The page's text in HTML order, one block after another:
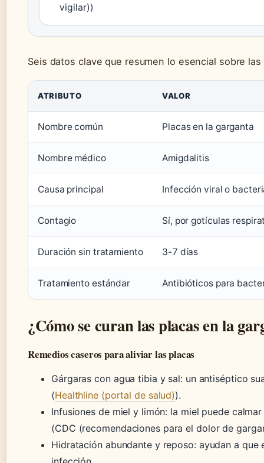
vigilar))
Seis datos clave que resumen lo esencial sobre
ATRIBUTO VALOR
Nombre común Placas en la garganta
Nombre médico Amigdalitis
Causa principal Infección viral o
Contagio Sí, por gotículas
Duración sin tratamiento 3-7 días
Tratamiento estándar Antibióticos para
¿Cómo se curan las placas en la
Remedios caseros para aliviar las placas
Gárgaras con agua tibia y sal: un antiséptico
(Healthline (portal de salud)).
Infusiones de miel y limón: la miel puede
(CDC (recomendaciones para el dolor de
Hidratación abundante y reposo: ayudan a que